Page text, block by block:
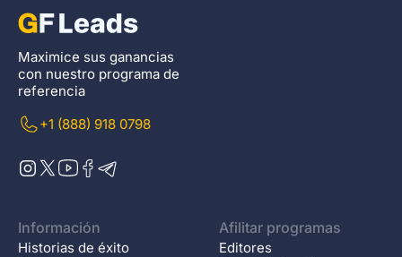
Maximice sus ganancias
con nuestro programa de
referencia
+1 (888) 918 0798
Información
Historias de éxito
Afilitar programas
Editores